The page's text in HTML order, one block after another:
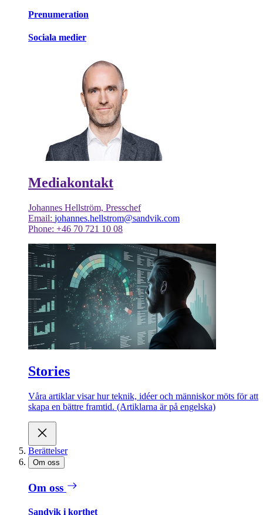
Prenumeration
Sociala medier
Mediakontakt
Johannes Hellström, Presschef
Email: johannes.hellstrom@sandvik.com
Phone: +46 70 721 10 08
Stories
Våra artiklar visar hur teknik, idéer och människor möts för att
skapa en bättre framtid. (Artiklarna är på engelska)
Berättelser
Om oss
Om oss
Sandvik i korthet